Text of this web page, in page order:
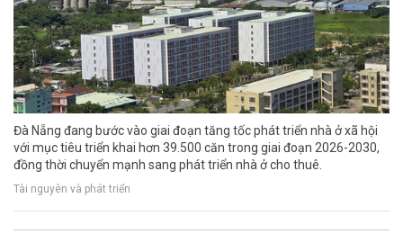
Đà Nẵng đang bước vào giai đoạn tăng tốc phát triển nhà ở xã hội
với mục tiêu triển khai hơn 39.500 căn trong giai đoạn 2026-2030,
đồng thời chuyển mạnh sang phát triển nhà ở cho thuê.
Tài nguyên và phát triển